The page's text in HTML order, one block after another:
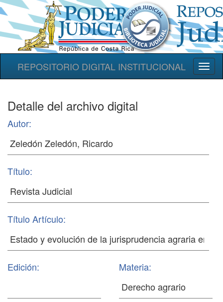
REPOSITORIO DIGITAL INSTITUCIONAL
Detalle del archivo digital
Autor:
Título:
Título Artículo:
Edición: Materia: